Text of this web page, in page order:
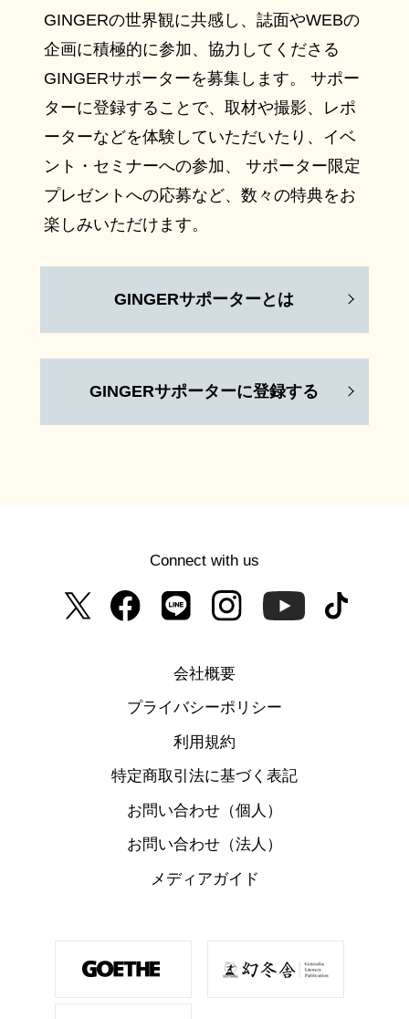
GINGERの世界観に共感し、誌面やWEBの
企画に積極的に参加、協力してくださる
GINGERサポーターを募集します。 サポー
ターに登録することで、取材や撮影、レポ
ーターなどを体験していただいたり、イベ
ント・セミナーへの参加、 サポーター限定
プレゼントへの応募など、数々の特典をお
楽しみいただけます。
GINGERサポーターとは
GINGERサポーターに登録する
Connect with us
会社概要
プライバシーポリシー
利用規約
特定商取引法に基づく表記
お問い合わせ（個人）
お問い合わせ（法人）
メディアガイド